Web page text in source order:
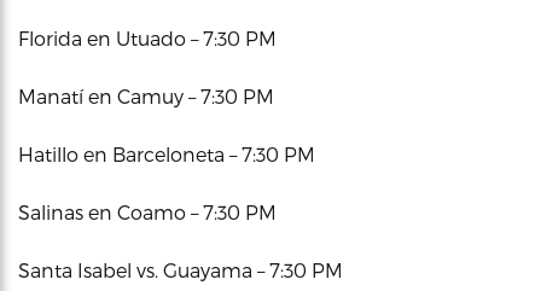
Florida en Utuado – 7:30 PM
Manatí en Camuy – 7:30 PM
Hatillo en Barceloneta – 7:30 PM
Salinas en Coamo – 7:30 PM
Santa Isabel vs. Guayama – 7:30 PM